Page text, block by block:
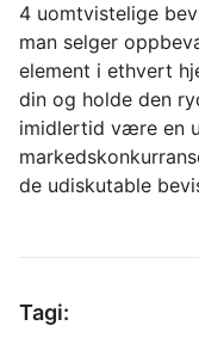
4 uomtvistelige
man selger
element i ethvert
din og holde den
imidlertid være en
de udiskutable
Tagi: